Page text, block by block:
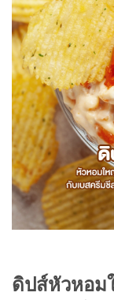
ดิปส์หัวหอม